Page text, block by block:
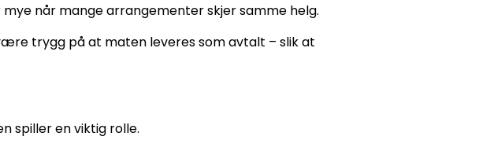
når mange arrangementer skjer samme helg.
trygg på at maten leveres som avtalt – slik at
spiller en viktig rolle.